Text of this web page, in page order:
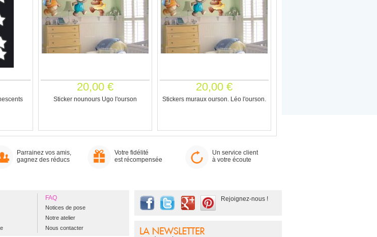
20,00 €
Sticker nounours Ugo l'ourson
20,00 €
Stickers muraux ourson. Léo l'ourson.
Parrainez vos amis,
gagnez des réducs
Votre fidélité
est récompensée
Un service client
à votre écoute
Rejoignez-nous !
FAQ
Notices de pose
Notre atelier
Nous contacter